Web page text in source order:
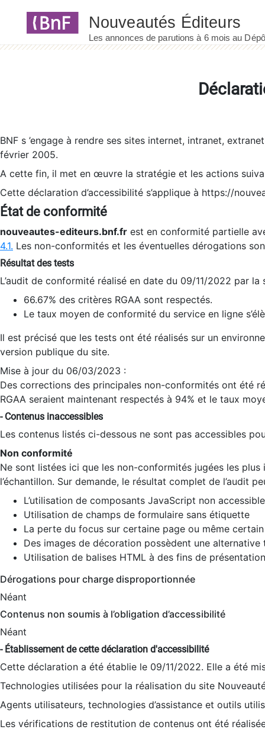
BNF s ’engage à rendre ses sites internet, intranet,
février 2005.
A cette fin, il met en œuvre la stratégie et les actions
Cette déclaration d’accessibilité s’applique à https://
État de conformité
nouveautes-editeurs.bnf.fr est en conformité partielle
4.1. Les non-conformités et les éventuelles dérogations
Résultat des tests
L’audit de conformité réalisé en date du 09/11/2022 par
66.67% des critères RGAA sont respectés.
Le taux moyen de conformité du service en ligne
Il est précisé que les tests ont été réalisés sur un
version publique du site.
Mise à jour du 06/03/2023 :
Des corrections des principales non-conformités ont été
RGAA seraient maintenant respectés à 94% et le taux
- Contenus inaccessibles
Les contenus listés ci-dessous ne sont pas accessibles
Non conformité
Ne sont listées ici que les non-conformités jugées les
l’échantillon. Sur demande, le résultat complet de l’audit
L’utilisation de composants JavaScript non
Utilisation de champs de formulaire sans étiquette
La perte du focus sur certaine page ou même
Des images de décoration possèdent une alternative
Utilisation de balises HTML à des fins de
Dérogations pour charge disproportionnée
Néant
Contenus non soumis à l’obligation d’accessibilité
Néant
- Établissement de cette déclaration d'accessibilité
Cette déclaration a été établie le 09/11/2022. Elle a été
Technologies utilisées pour la réalisation du site
Agents utilisateurs, technologies d’assistance et outils
Les vérifications de restitution de contenus ont été